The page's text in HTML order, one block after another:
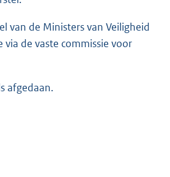
van de Ministers van Veiligheid
de vaste commissie voor
afgedaan.